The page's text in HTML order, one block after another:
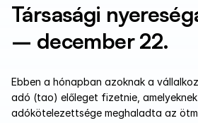
Társasági
– december 22.
Ebben a hónapban azoknak a
adó (tao) előleget fizetnie,
adókötelezettsége meghaladta az